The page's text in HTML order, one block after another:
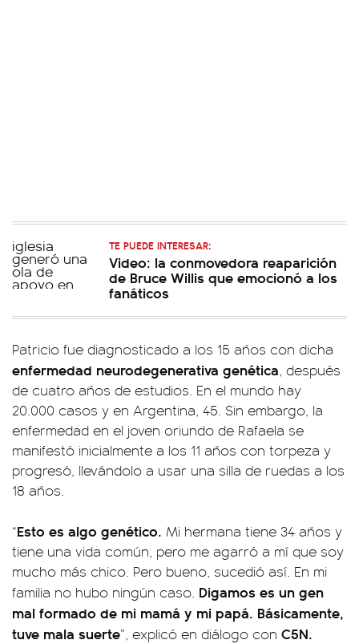
TE PUEDE INTERESAR:
Video: la conmovedora reaparición
de Bruce Willis que emocionó a los
fanáticos
Patricio fue diagnosticado a los 15 años con dicha
enfermedad neurodegenerativa genética, después
de cuatro años de estudios. En el mundo hay
20.000 casos y en Argentina, 45. Sin embargo, la
enfermedad en el joven oriundo de Rafaela se
manifestó inicialmente a los 11 años con torpeza y
progresó, llevándolo a usar una silla de ruedas a los
18 años.
“Esto es algo genético. Mi hermana tiene 34 años y
tiene una vida común, pero me agarró a mí que soy
mucho más chico. Pero bueno, sucedió así. En mi
familia no hubo ningún caso. Digamos es un gen
mal formado de mi mamá y mi papá. Básicamente,
tuve mala suerte”, explicó en diálogo con C5N.